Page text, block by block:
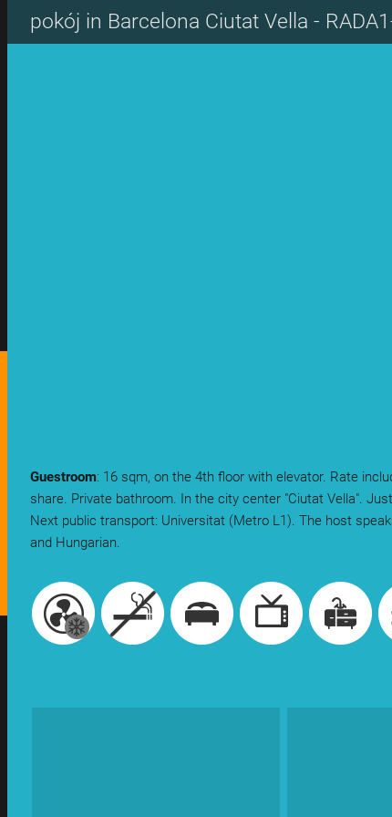
pokój in Barcelona Ciutat Vella -
Guestroom: 16 sqm, on the 4th floor with elevator. Rate
share. Private bathroom. In the city center "Ciutat Vella".
Next public transport: Universitat (Metro L1). The host
and Hungarian.